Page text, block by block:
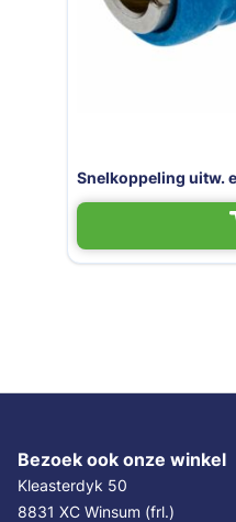
euroline 1/4''
Bezoek ook onze winkel
Kleasterdyk 50
8831 XC Winsum (frl.)